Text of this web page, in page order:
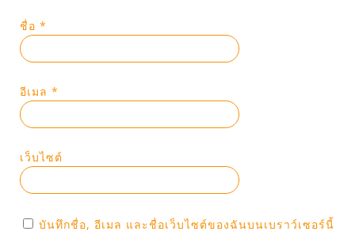
ชื่อ *
อีเมล *
เว็บไซต์
บันทึกชื่อ, อีเมล และชื่อเว็บไซต์ของฉันบนเบราว์เซอร์นี้